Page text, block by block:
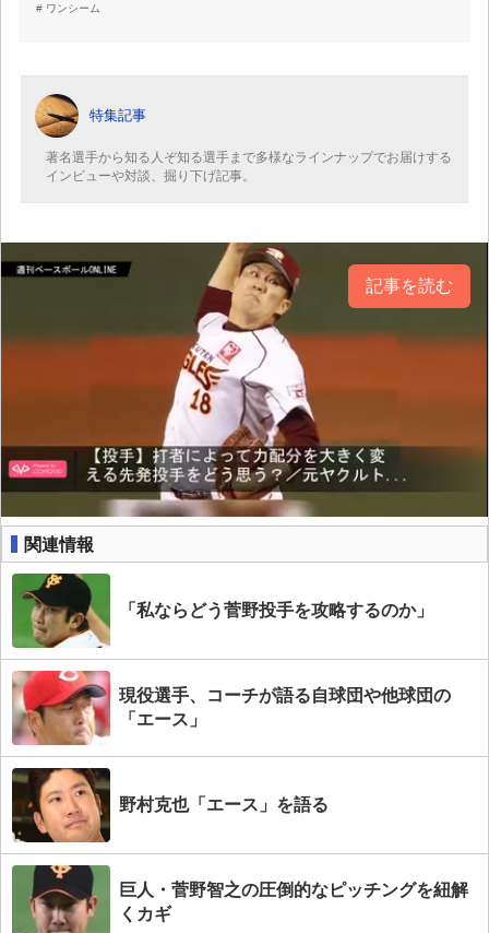
ワンシーム
特集記事
著名選手から知る人ぞ知る選手まで多様なラインナップでお届けする
インビューや対談、掘り下げ記事。
記事を読む
関連情報
「私ならどう菅野投手を攻略するのか」
現役選手、コーチが語る自球団や他球団の
「エース」
野村克也「エース」を語る
巨人・菅野智之の圧倒的なピッチングを紐解
くカギ